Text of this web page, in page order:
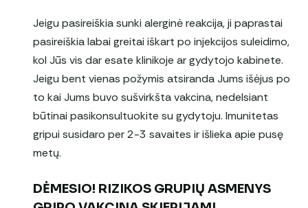
Jeigu pasireiškia sunki alerginė reakcija, ji paprastai
pasireiškia labai greitai iškart po injekcijos suleidimo,
kol Jūs vis dar esate klinikoje ar gydytojo kabinete.
Jeigu bent vienas požymis atsiranda Jums išėjus po
to kai Jums buvo sušvirkšta vakcina, nedelsiant
būtinai pasikonsultuokite su gydytoju. Imunitetas
gripui susidaro per 2-3 savaites ir išlieka apie pusę
metų.
DĖMESIO! RIZIKOS GRUPIŲ ASMENYS